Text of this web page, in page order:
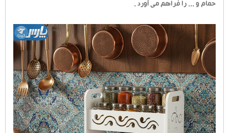
حمام و ... را فراهم می آورد .